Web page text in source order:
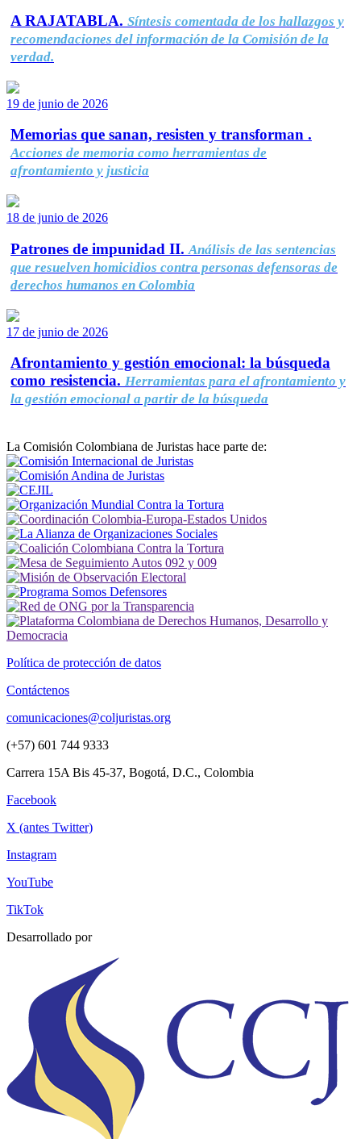
A RAJATABLA. Síntesis comentada de los hallazgos y
recomendaciones del información de la Comisión de la
verdad.
19 de junio de 2026
Memorias que sanan, resisten y transforman .
Acciones de memoria como herramientas de
afrontamiento y justicia
18 de junio de 2026
Patrones de impunidad II. Análisis de las sentencias
que resuelven homicidios contra personas defensoras de
derechos humanos en Colombia
17 de junio de 2026
Afrontamiento y gestión emocional: la búsqueda
como resistencia. Herramientas para el afrontamiento y
la gestión emocional a partir de la búsqueda
La Comisión Colombiana de Juristas hace parte de:
Política de protección de datos
Contáctenos
comunicaciones@coljuristas.org
(+57) 601 744 9333
Carrera 15A Bis 45-37, Bogotá, D.C., Colombia
Facebook
X (antes Twitter)
Instagram
YouTube
TikTok
Desarrollado por